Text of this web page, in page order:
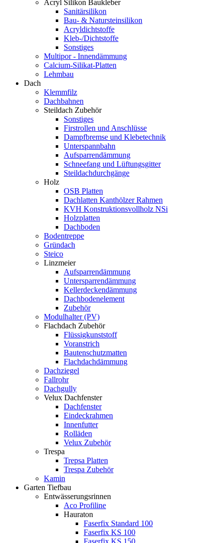
Acryl Silikon Baukleber
Sanitärsilikon
Bau- & Natursteinsilikon
Acryldichtstoffe
Kleb-/Dichtstoffe
Sonstiges
Multipor - Innendämmung
Calcium-Silikat-Platten
Lehmbau
Dach
Klemmfilz
Dachbahnen
Steildach Zubehör
Sonstiges
Firstrollen und Anschlüsse
Dampfbremse und Klebetechnik
Unterspannbahn
Aufsparrendämmung
Schneefang und Lüftungsgitter
Steildachdurchgänge
Holz
OSB Platten
Dachlatten Kanthölzer Rahmen
KVH Konstruktionsvollholz NSi
Holzplatten
Dachboden
Bodentreppe
Gründach
Steico
Linzmeier
Aufsparrendämmung
Untersparrendämmung
Kellerdeckendämmung
Dachbodenelement
Zubehör
Modulhalter (PV)
Flachdach Zubehör
Flüssigkunststoff
Voranstrich
Bautenschutzmatten
Flachdachdämmung
Dachziegel
Fallrohr
Dachgully
Velux Dachfenster
Dachfenster
Eindeckrahmen
Innenfutter
Rolläden
Velux Zubehör
Trespa
Trepsa Platten
Trespa Zubehör
Kamin
Garten Tiefbau
Entwässerungsrinnen
Aco Profiline
Hauraton
Faserfix Standard 100
Faserfix KS 100
Faserfix KS 150